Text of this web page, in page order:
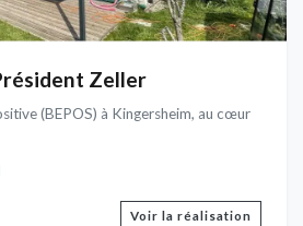
Zeller
(BEPOS) à Kingersheim, au cœur
Voir la réalisation